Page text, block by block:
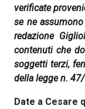
verificate
se ne
redazione
contenuti che
soggetti terzi,
della legge n.
Date a Cesare